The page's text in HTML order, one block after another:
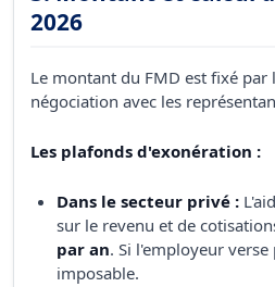
2026
Le montant du FMD est fixé par
négociation avec les
Les plafonds d'exonération :
Dans le secteur privé :
sur le revenu et de
par an. Si l'employeur
imposable.